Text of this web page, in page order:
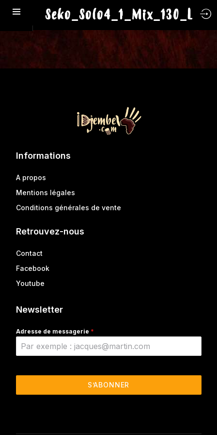
Seko_Solo4_1_Mix_130_L
Informations
A propos
Mentions légales
Conditions générales de vente
Retrouvez-nous
Contact
Facebook
Youtube
Newsletter
Adresse de messagerie *
S’ABONNER